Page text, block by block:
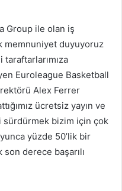
Group ile olan iş
memnuniyet duyuyoruz
taraftarlarımıza
Euroleague Basketball
Alex Ferrer
ücretsiz yayın ve
bizim için çok
yüzde 50’lik bir
derece başarılı